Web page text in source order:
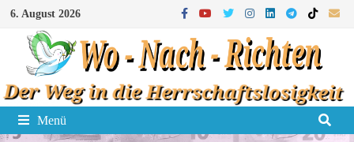
Zum
Inhalt
springen
6. August 2026
Menü